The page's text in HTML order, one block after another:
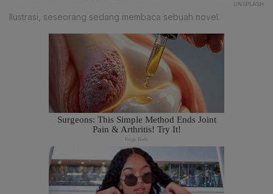
UNSPLASH
Ilustrasi, seseorang sedang membaca sebuah novel.